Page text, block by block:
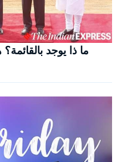
ما ذا يوجد